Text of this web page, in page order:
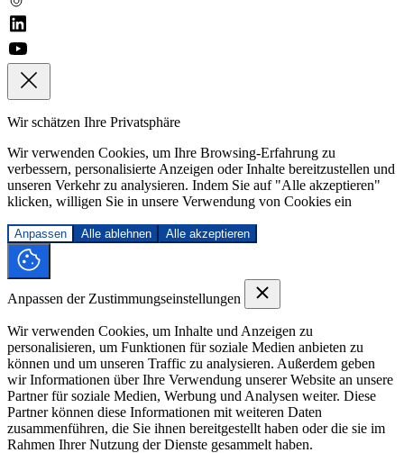
Wir schätzen Ihre Privatsphäre
Wir verwenden Cookies, um Ihre Browsing-Erfahrung zu
verbessern, personalisierte Anzeigen oder Inhalte bereitzustellen und
unseren Verkehr zu analysieren. Indem Sie auf "Alle akzeptieren"
klicken, willigen Sie in unsere Verwendung von Cookies ein
Anpassen Alle ablehnen Alle akzeptieren
Anpassen der Zustimmungseinstellungen
Wir verwenden Cookies, um Inhalte und Anzeigen zu
personalisieren, um Funktionen für soziale Medien anbieten zu
können und um unseren Traffic zu analysieren. Außerdem geben
wir Informationen über Ihre Verwendung unserer Website an unsere
Partner für soziale Medien, Werbung und Analysen weiter. Diese
Partner können diese Informationen mit weiteren Daten
zusammenführen, die Sie ihnen bereitgestellt haben oder die sie im
Rahmen Ihrer Nutzung der Dienste gesammelt haben.